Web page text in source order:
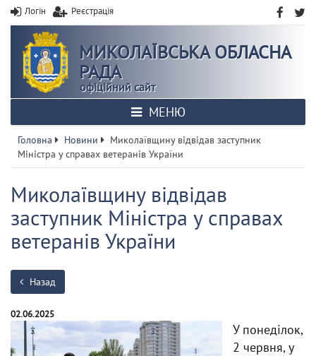
Логін Реєстрація
МИКОЛАЇВСЬКА ОБЛАСНА
РАДА
офіційний сайт
МЕНЮ
Головна Новини
Миколаївщину відвідав заступник
Міністра у справах ветеранів України
Миколаївщину відвідав
заступник Міністра у справах
ветеранів України
Назад
02.06.2025
У понеділок,
2 червня, у